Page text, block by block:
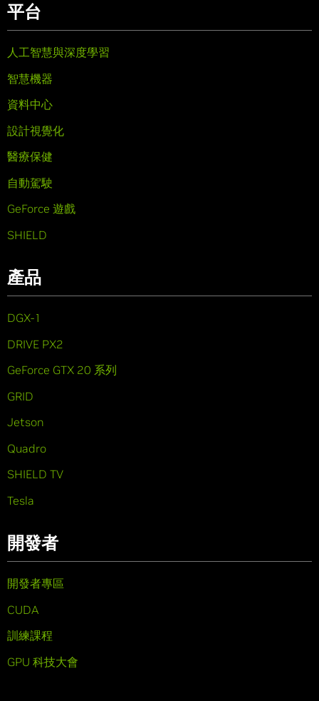
平台
人工智慧與深度學習
智慧機器
資料中心
設計視覺化
醫療保健
自動駕駛
GeForce 遊戲
SHIELD
產品
DGX-1
DRIVE PX2
GeForce GTX 20 系列
GRID
Jetson
Quadro
SHIELD TV
Tesla
開發者
開發者專區
CUDA
訓練課程
GPU 科技大會